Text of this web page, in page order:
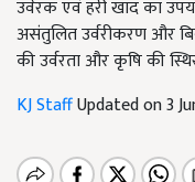
उर्वरक एवं हरी खाद का
असंतुलित उर्वरीकरण और
की उर्वरता और कृषि की
KJ StaffUpdated on 3